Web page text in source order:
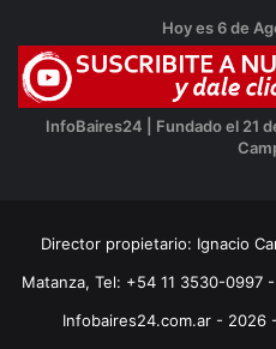
Hoy es 6 de
InfoBaires24 | Fundado el 21
Director propietario: Ignacio
Matanza, Tel: +54 11 3530-0997
Infobaires24.com.ar - 2026